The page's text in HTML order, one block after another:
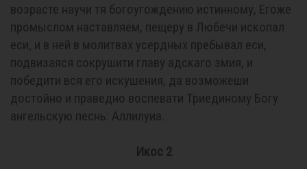
возрасте научи тя богоугождению истинному, Егоже
промыслом наставляем, пещеру в Любечи ископал
еси, и в ней в молитвах усердных пребывал еси,
подвизаяся сокрушити главу адскаго змия, и
победити вся его искушения, да возможеши
достойно и праведно воспевати Триединому Богy
ангельскую песнь: Аллилуиа.
Икос 2